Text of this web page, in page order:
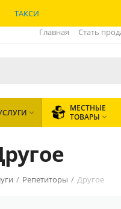
ТАКСИ
Главная Стать

МЕСТНЫЕ
ТОВАРЫ 
/ Репетиторы / Другое